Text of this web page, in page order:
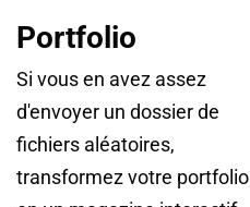
Portfolio
Si vous en avez assez
d'envoyer un dossier de
fichiers aléatoires,
transformez votre portfolio